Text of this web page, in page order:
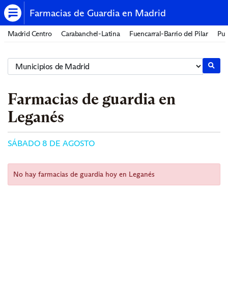
Farmacias de Guardia en Madrid
Madrid Centro Carabanchel-Latina Fuencarral-Barrio del Pilar
Farmacias de guardia en
Leganés
SÁBADO 8 DE AGOSTO
No hay farmacias de guardia hoy en Leganés